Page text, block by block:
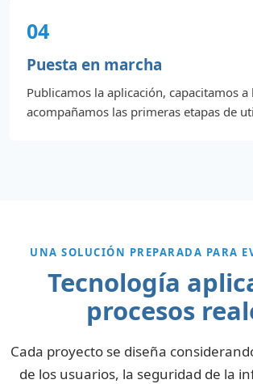
04
Puesta en marcha
Publicamos la aplicación, capacitamos
acompañamos las primeras etapas de
UNA SOLUCIÓN PREPARADA PARA
Tecnología
procesos
Cada proyecto se diseña
de los usuarios, la seguridad de la